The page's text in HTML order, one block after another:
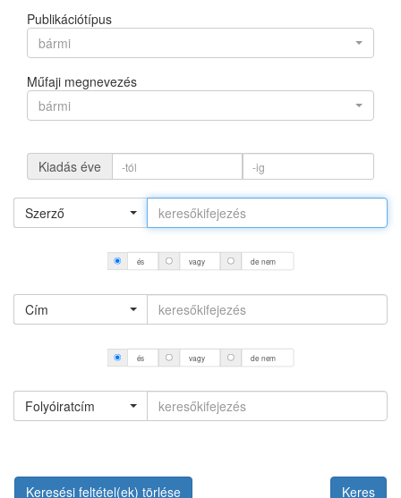
Publikációtípus
bármi
Műfaji megnevezés
bármi
Kiadás éve
Szerző
és vagy de nem
Cím
és vagy de nem
Folyóiratcím
Keresési feltétel(ek) törlése